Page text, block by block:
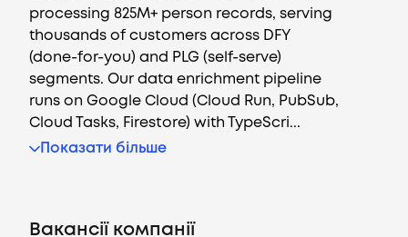
processing 825M+ person records, serving
thousands of customers across DFY
(done-for-you) and PLG (self-serve)
segments. Our data enrichment pipeline
runs on Google Cloud (Cloud Run, PubSub,
Cloud Tasks, Firestore) with TypeScri...
Показати більше
Вакансії компанії